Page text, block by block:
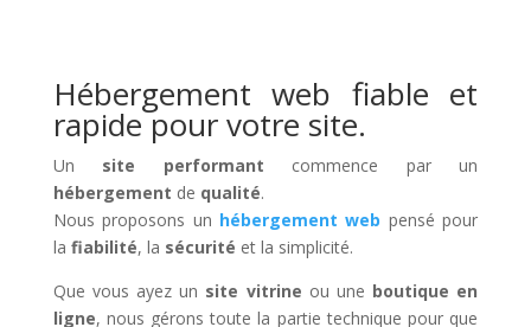
Hébergement web fiable et
rapide pour votre site.
Un site performant commence par un
hébergement de qualité.
Nous proposons un hébergement web pensé pour
la fiabilité, la sécurité et la simplicité.
Que vous ayez un site vitrine ou une boutique en
ligne, nous gérons toute la partie technique pour que